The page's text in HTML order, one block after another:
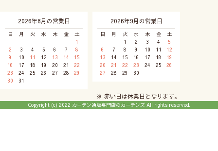
2026年8月の営業日
日 月 火 水 木 金
土
1
2
3 4 5 6 7
8
9
10 11 12 13 14
15
16
17 18 19 20 21
22
23
24 25 26 27 28
29
30
31
2026年9月の営業日
日 月 火 水 木 金
土
1
2 3 4
5
6
7 8 9 10 11
12
13
14 15 16 17 18
19
20
21 22 23 24 25
26
27
28 29 30
※ 赤い日は休業日となります。
Copyright (c) 2022 カーテン通販専門店のカーテンズ All rights reserved.